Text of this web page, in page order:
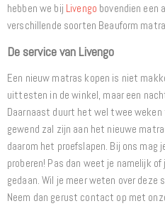
hebben we bij Livengo bovendien een
verschillende soorten Beauform
De service van Livengo
Een nieuw matras kopen is niet
uittesten in de winkel, maar een
Daarnaast duurt het wel twee
gewend zal zijn aan het nieuwe
daarom het proefslapen. Bij ons mag
proberen! Pas dan weet je namelijk
gedaan. Wil je meer weten over deze
Neem dan gerust contact op met